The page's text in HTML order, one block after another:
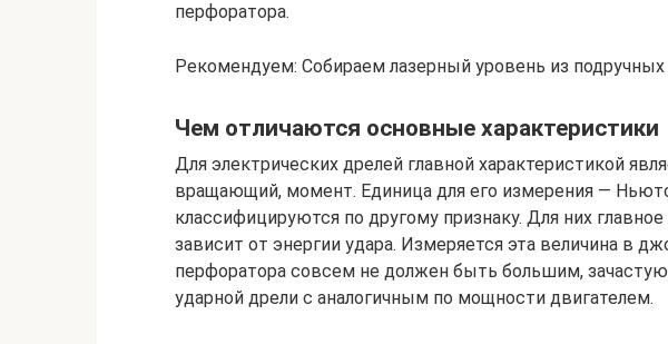
перфоратора.
Рекомендуем: Собираем лазерный уровень из
Чем отличаются основные характеристики
Для электрических дрелей главной характеристикой
вращающий, момент. Единица для его измерения —
классифицируются по другому признаку. Для них
зависит от энергии удара. Измеряется эта величина в
перфоратора совсем не должен быть большим,
ударной дрели с аналогичным по мощности двигателем.